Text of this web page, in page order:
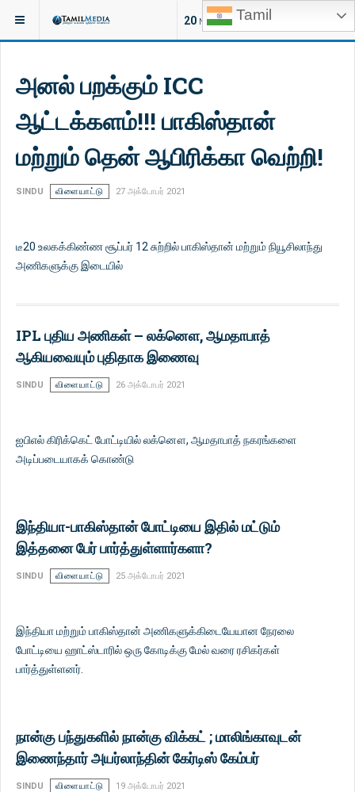
Tamil
20 NEW ARTICLES
இருக்குமிடம்: செய்திகள்
அனல் பறக்கும் ICC
ஆட்டக்களம்!!! பாகிஸ்தான்
மற்றும் தென் ஆபிரிக்கா வெற்றி!
SINDU விளையாட்டு 27 அக்டோபர் 2021
டீ20 உலகக்கிண்ண சூப்பர் 12 சுற்றில் பாகிஸ்தான் மற்றும் நியூசிலாந்து
அணிகளுக்கு இடையில்
IPL புதிய அணிகள் – லக்னௌ, ஆமதாபாத்
ஆகியவையும் புதிதாக இணைவு
SINDU விளையாட்டு 26 அக்டோபர் 2021
ஐபிஎல் கிரிக்கெட் போட்டியில் லக்னௌ, ஆமதாபாத் நகரங்களை
அடிப்படையாகக் கொண்டு
இந்தியா-பாகிஸ்தான் போட்டியை இதில் மட்டும்
இத்தனை பேர் பார்த்துள்ளார்களா?
SINDU விளையாட்டு 25 அக்டோபர் 2021
இந்தியா மற்றும் பாகிஸ்தான் அணிகளுக்கிடையேயான நேரலை
போட்டியை ஹாட்ஸ்டாரில் ஒரு கோடிக்கு மேல் வரை ரசிகர்கள்
பார்த்துள்ளனர்.
நான்கு பந்துகளில் நான்கு விக்கட் ; மாலிங்காவுடன்
இணைந்தார் அயர்லாந்தின் கேர்டிஸ் கேம்பர்
SINDU விளையாட்டு 19 அக்டோபர் 2021